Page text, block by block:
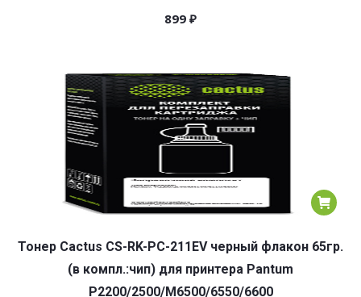
899 ₽
Тонер Cactus CS-RK-PC-211EV черный флакон 65гр.
(в компл.:чип) для принтера Pantum
P2200/2500/M6500/6550/6600